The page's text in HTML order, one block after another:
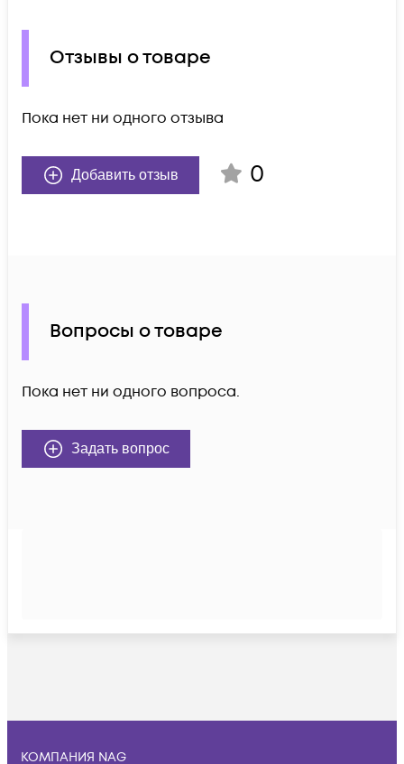
Отзывы о товаре
Пока нет ни одного отзыва
Добавить отзыв 0
Вопросы о товаре
Пока нет ни одного вопроса.
Задать вопрос
КОМПАНИЯ NAG